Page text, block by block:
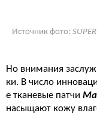
Источник фото:
Но внимания
ки. В число
е тканевые патчи
насыщают кожу